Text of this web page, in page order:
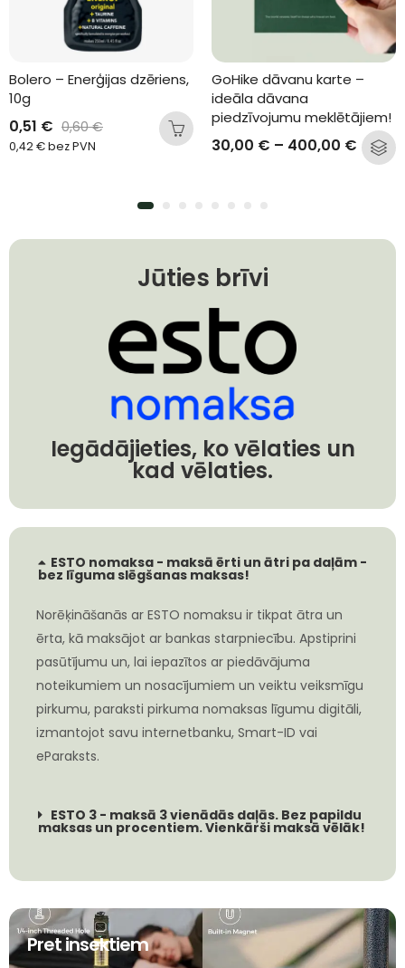
Bolero – Enerģijas dzēriens,
10g
0,51 € 0,60€
0,42€bez PVN
GoHike dāvanu karte –
ideāla dāvana
piedzīvojumu meklētājiem!
30,00 € – 400,00 €
Jūties brīvi
Iegādājieties, ko vēlaties un
kad vēlaties.
ESTO nomaksa - maksā ērti un ātri pa daļām -
bez līguma slēgšanas maksas!
Norēķināšanās ar ESTO nomaksu ir tikpat ātra un
ērta, kā maksājot ar bankas starpniecību. Apstiprini
pasūtījumu un, lai iepazītos ar piedāvājuma
noteikumiem un nosacījumiem un veiktu veiksmīgu
pirkumu, paraksti pirkuma nomaksas līgumu digitāli,
izmantojot savu internetbanku, Smart-ID vai
eParaksts.
ESTO 3 - maksā 3 vienādās daļās. Bez papildu
maksas un procentiem. Vienkārši maksā vēlāk!
Pret insektiem